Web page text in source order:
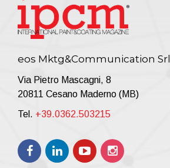
eos Mktg&Communication Srl
Via Pietro Mascagni, 8
20811 Cesano Maderno (MB)
Tel. +39.0362.503215